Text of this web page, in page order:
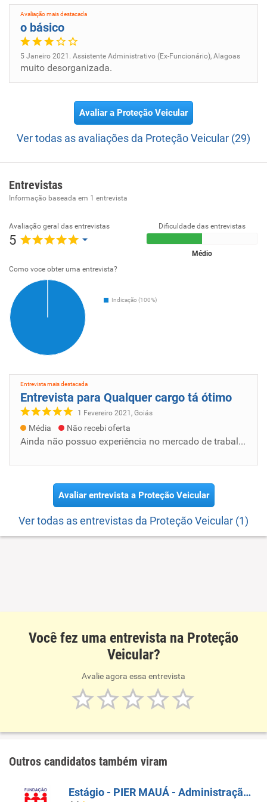
Avaliação mais destacada
o básico
5 Janeiro 2021. Assistente Administrativo (Ex-Funcionário), Alagoas
muito desorganizada.
Avaliar a Proteção Veicular
Ver todas as avaliações da Proteção Veicular (29)
Entrevistas
Informação baseada em 1 entrevista
Avaliação geral das entrevistas
5
Dificuldade das entrevistas
Médio
Como voce obter uma entrevista?
Indicação (100%)
Entrevista mais destacada
Entrevista para Qualquer cargo tá ótimo
1 Fevereiro 2021, Goiás
Média Não recebi oferta
Ainda não possuo experiência no mercado de trabalho mais estou a procura da minha primeira oportunidade para assim crescer juntos a empresa....
Avaliar entrevista a Proteção Veicular
Ver todas as entrevistas da Proteção Veicular (1)
Você fez uma entrevista na Proteção
Veicular?
Avalie agora essa entrevista
Outros candidatos também viram
Estágio - PIER MAUÁ - Administração E Engenharia De Produção